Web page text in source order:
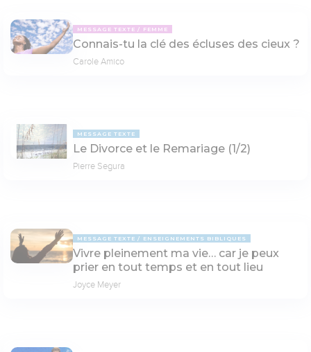
MESSAGE TEXTE FEMME
Connais-tu la clé des écluses des cieux ?
Carole Amico
MESSAGE TEXTE
Le Divorce et le Remariage (1/2)
Pierre Segura
MESSAGE TEXTE ENSEIGNEMENTS BIBLIQUES
Vivre pleinement ma vie… car je peux
prier en tout temps et en tout lieu
Joyce Meyer